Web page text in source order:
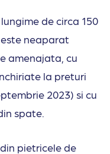
de circa 150
neaparat
amenajata, cu
la preturi
2023) si cu
spate.
pietricele de